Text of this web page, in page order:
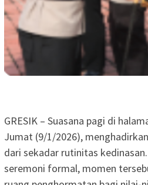
GRESIK – Suasana pagi di
Jumat (9/1/2026),
dari sekadar rutinitas
seremoni formal, momen